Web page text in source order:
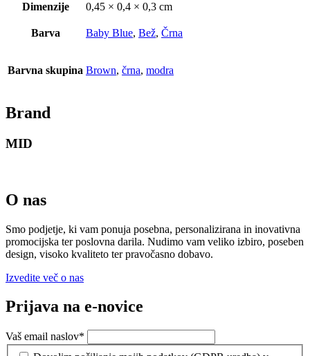
Dimenzije
0,45 × 0,4 × 0,3 cm
Barva Baby Blue, Bež, Črna
Barvna skupina Brown, črna, modra
Brand
MID
O nas
Smo podjetje, ki vam ponuja posebna, personalizirana in inovativna
promocijska ter poslovna darila. Nudimo vam veliko izbiro, poseben
design, visoko kvaliteto ter pravočasno dobavo.
Izvedite več o nas
Prijava na e-novice
Vaš email naslov*